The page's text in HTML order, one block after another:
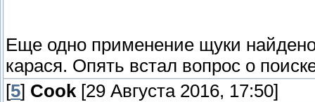
Еще одно применение щуки
карася. Опять встал вопрос о
[5] Cook [29 Августа 2016, 17:50]